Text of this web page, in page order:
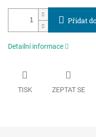
Přidat
Detailní informace
TISK ZEPTAT SE